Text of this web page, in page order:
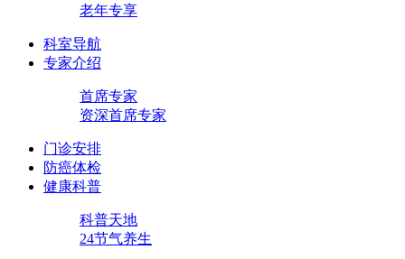
老年专享
科室导航
专家介绍
首席专家
资深首席专家
门诊安排
防癌体检
健康科普
科普天地
24节气养生